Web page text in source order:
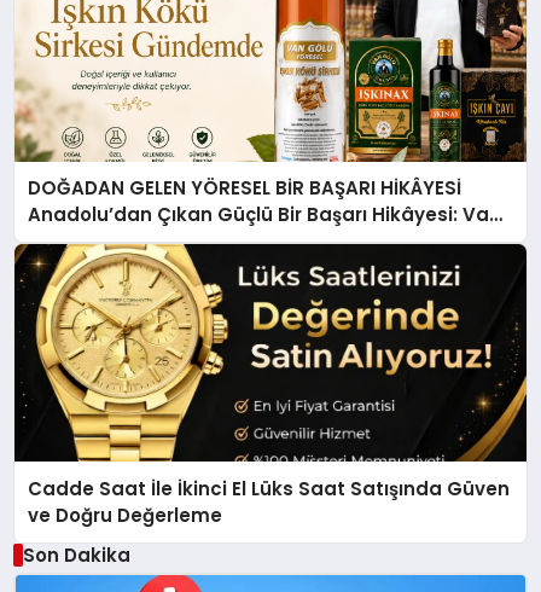
DOĞADAN GELEN YÖRESEL BİR BAŞARI HİKÂYESİ
Anadolu’dan Çıkan Güçlü Bir Başarı Hikâyesi: Van
Gölü Yöresel Işkın Kökü Sirkesi
Cadde Saat İle İkinci El Lüks Saat Satışında Güven
ve Doğru Değerleme
Son Dakika